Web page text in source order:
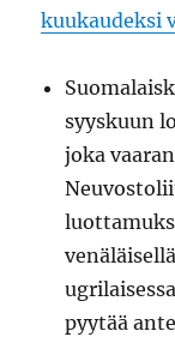
kuukaudeksi
syyskuun
joka
pyytää